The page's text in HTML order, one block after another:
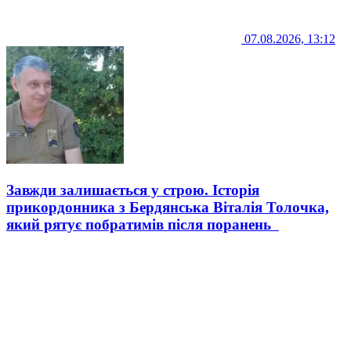
07.08.2026, 13:12
Завжди залишається у строю. Історія
прикордонника з Бердянська Віталія Толочка,
який рятує побратимів після поранень